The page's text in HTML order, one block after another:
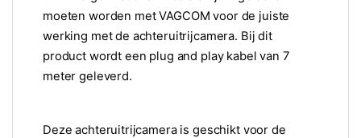
moeten worden met VAGCOM voor de juiste
werking met de achteruitrijcamera. Bij dit
product wordt een plug and play kabel van 7
meter geleverd.
Deze achteruitrijcamera is geschikt voor de